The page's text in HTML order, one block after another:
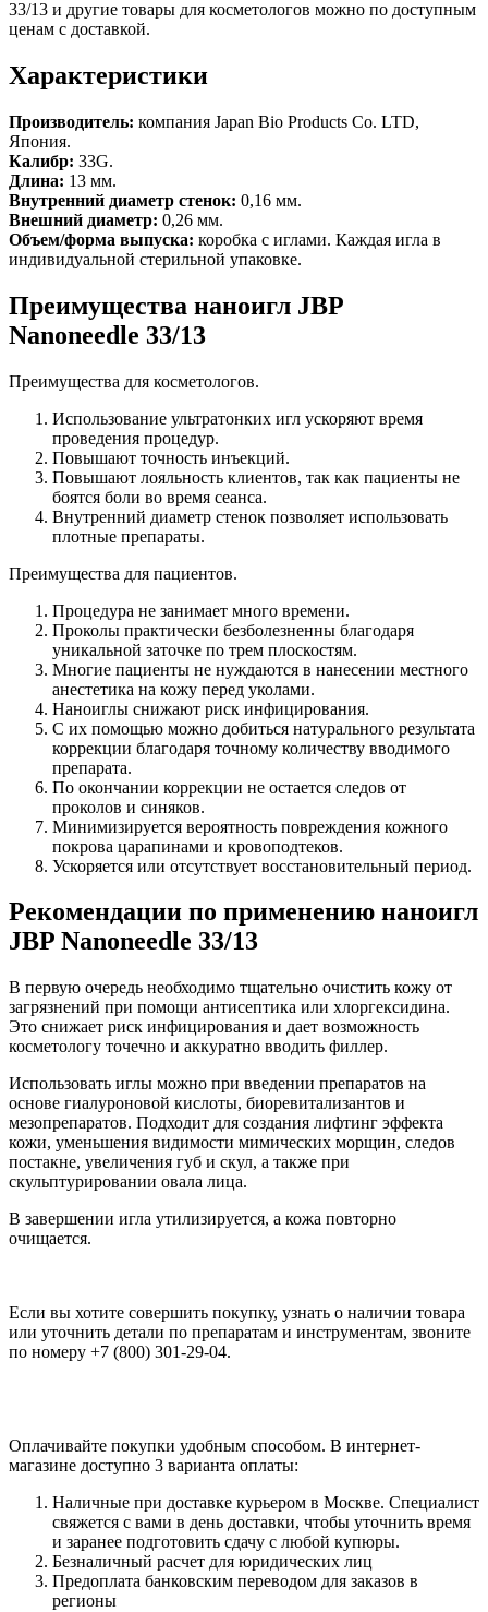
33/13 и другие товары для косметологов можно по доступным
ценам с доставкой.
Характеристики
Производитель: компания Japan Bio Products Co. LTD,
Япония.
Калибр: 33G.
Длина: 13 мм.
Внутренний диаметр стенок: 0,16 мм.
Внешний диаметр: 0,26 мм.
Объем/форма выпуска: коробка с иглами. Каждая игла в
индивидуальной стерильной упаковке.
Преимущества наноигл JBP
Nanoneedle 33/13
Преимущества для косметологов.
Использование ультратонких игл ускоряют время
проведения процедур.
Повышают точность инъекций.
Повышают лояльность клиентов, так как пациенты не
боятся боли во время сеанса.
Внутренний диаметр стенок позволяет использовать
плотные препараты.
Преимущества для пациентов.
Процедура не занимает много времени.
Проколы практически безболезненны благодаря
уникальной заточке по трем плоскостям.
Многие пациенты не нуждаются в нанесении местного
анестетика на кожу перед уколами.
Наноиглы снижают риск инфицирования.
С их помощью можно добиться натурального результата
коррекции благодаря точному количеству вводимого
препарата.
По окончании коррекции не остается следов от
проколов и синяков.
Минимизируется вероятность повреждения кожного
покрова царапинами и кровоподтеков.
Ускоряется или отсутствует восстановительный период.
Рекомендации по применению наноигл
JBP Nanoneedle 33/13
В первую очередь необходимо тщательно очистить кожу от
загрязнений при помощи антисептика или хлоргексидина.
Это снижает риск инфицирования и дает возможность
косметологу точечно и аккуратно вводить филлер.
Использовать иглы можно при введении препаратов на
основе гиалуроновой кислоты, биоревитализантов и
мезопрепаратов. Подходит для создания лифтинг эффекта
кожи, уменьшения видимости мимических морщин, следов
постакне, увеличения губ и скул, а также при
скульптурировании овала лица.
В завершении игла утилизируется, а кожа повторно
очищается.
Если вы хотите совершить покупку, узнать о наличии товара
или уточнить детали по препаратам и инструментам, звоните
по номеру +7 (800) 301-29-04.
Оплачивайте покупки удобным способом. В интернет-
магазине доступно 3 варианта оплаты:
Наличные при доставке курьером в Москве. Специалист
свяжется с вами в день доставки, чтобы уточнить время
и заранее подготовить сдачу с любой купюры.
Безналичный расчет для юридических лиц
Предоплата банковским переводом для заказов в
регионы